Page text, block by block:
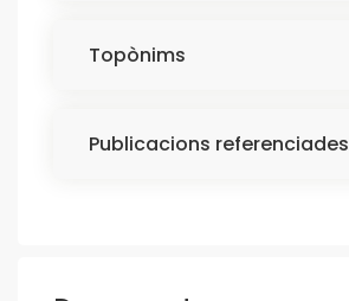
Topònims
Publicacions referenciades